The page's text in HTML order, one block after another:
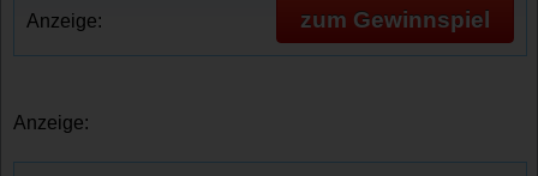
Anzeige: zum Gewinnspiel
Anzeige: